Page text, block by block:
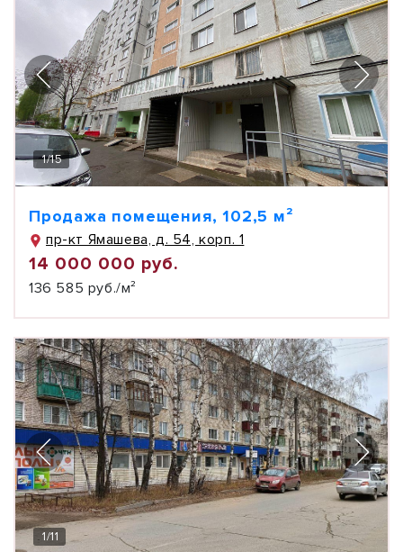
1/15
Продажа помещения, 102,5 м²
пр-кт Ямашева, д. 54, корп. 1
14 000 000 руб.
136 585 руб./м²
1/11